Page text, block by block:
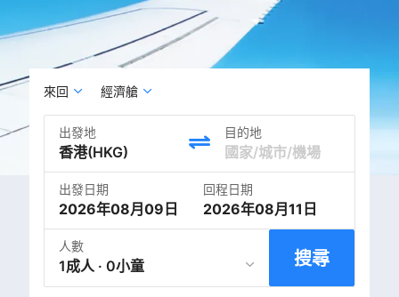
來回 經濟艙
出發地 目的地
出發日期
2026年08月09日
回程日期
2026年08月11日
人數
1成人 · 0小童 搜尋